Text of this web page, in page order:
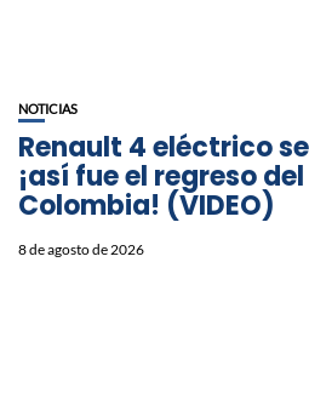
NOTICIAS
Renault 4 eléctrico
¡así fue el regreso del
Colombia! (VIDEO)
8 de agosto de 2026